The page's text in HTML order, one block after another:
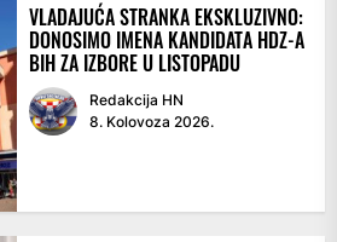
VLADAJUĆA STRANKA EKSKLUZIVNO:
DONOSIMO IMENA KANDIDATA HDZ-A
BIH ZA IZBORE U LISTOPADU
Redakcija HN
8. Kolovoza 2026.